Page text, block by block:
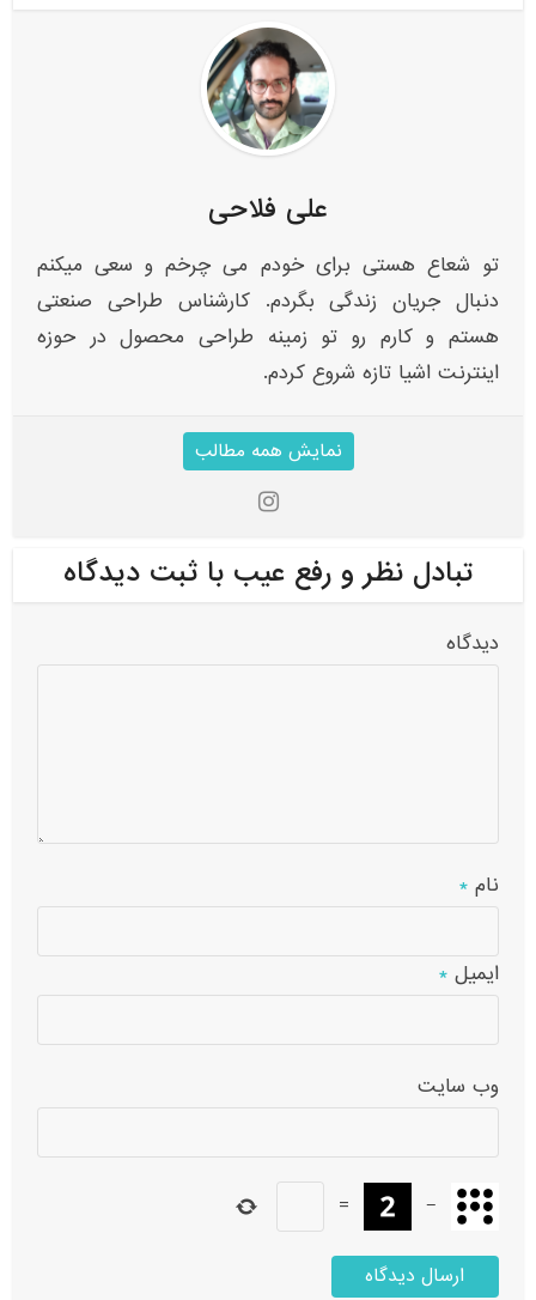
علی فلاحی
تو شعاع هستی برای خودم می چرخم و سعی میکنم
دنبال جریان زندگی بگردم. کارشناس طراحی صنعتی
هستم و کارم رو تو زمینه طراحی محصول در حوزه
اینترنت اشیا تازه شروع کردم.
نمایش همه مطالب
تبادل نظر و رفع عیب با ثبت دیدگاه
دیدگاه
نام*
ایمیل*
وب‌ سایت
−
=